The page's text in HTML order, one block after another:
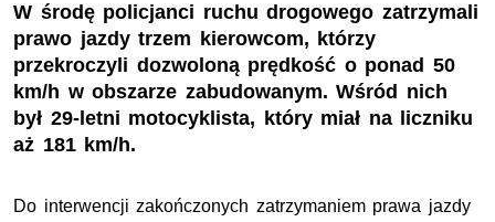
W środę policjanci ruchu drogowego zatrzymali
prawo jazdy trzem kierowcom, którzy
przekroczyli dozwoloną prędkość o ponad 50
km/h w obszarze zabudowanym. Wśród nich
był 29-letni motocyklista, który miał na liczniku
aż 181 km/h.
Do interwencji zakończonych zatrzymaniem prawa jazdy